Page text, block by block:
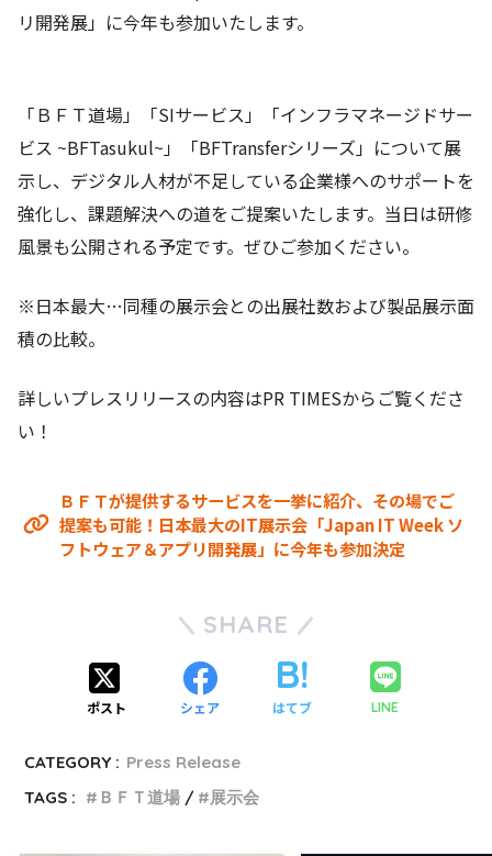
リ開発展」に今年も参加いたします。
「ＢＦＴ道場」「SIサービス」「インフラマネージドサー
ビス ~BFTasukul~」「BFTransferシリーズ」について展
示し、デジタル人材が不足している企業様へのサポートを
強化し、課題解決への道をご提案いたします。当日は研修
風景も公開される予定です。ぜひご参加ください。
※日本最大…同種の展示会との出展社数および製品展示面
積の比較。
詳しいプレスリリースの内容はPR TIMESからご覧くださ
い！
ＢＦＴが提供するサービスを一挙に紹介、その場でご
提案も可能！日本最大のIT展示会「Japan IT Week ソ
フトウェア＆アプリ開発展」に今年も参加決定
SHARE
ポスト シェア はてブ LINE
CATEGORY : Press Release
TAGS :
ＢＦＴ道場 展示会